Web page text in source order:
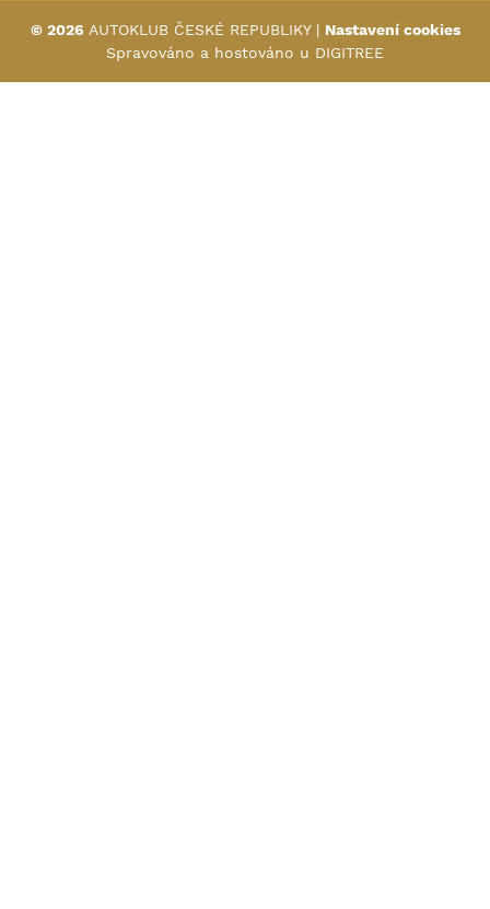
© 2026 AUTOKLUB ČESKÉ REPUBLIKY| Nastavení cookies
Spravováno a hostováno u DIGITREE